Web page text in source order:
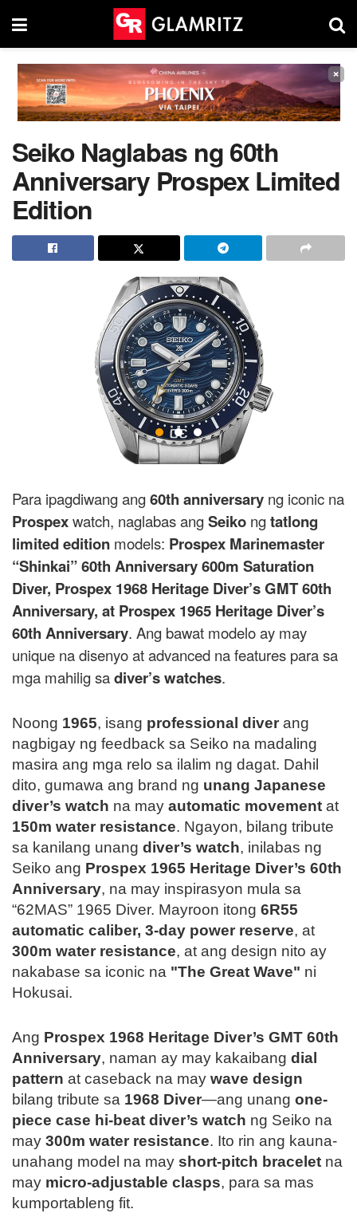
×
Seiko Naglabas ng 60th
Anniversary Prospex Limited
Edition
Para ipagdiwang ang60th anniversary ng iconic na
Prospexwatch, naglabas angSeiko ngtatlong
limited edition models: Prospex Marinemaster
“Shinkai” 60th Anniversary 600m Saturation
Diver, Prospex 1968 Heritage Diver’s GMT 60th
Anniversary, at Prospex 1965 Heritage Diver’s
60th Anniversary. Ang bawat modelo ay may
unique na disenyo at advanced na features para sa
mga mahilig sadiver’s watches.
Noong 1965, isang professional diver ang
nagbigay ng feedback sa Seiko na madaling
masira ang mga relo sa ilalim ng dagat. Dahil
dito, gumawa ang brand ng unang Japanese
diver’s watch na may automatic movement at
150m water resistance. Ngayon, bilang tribute
sa kanilang unang diver’s watch, inilabas ng
Seiko ang Prospex 1965 Heritage Diver’s 60th
Anniversary, na may inspirasyon mula sa
“62MAS” 1965 Diver. Mayroon itong 6R55
automatic caliber, 3-day power reserve, at
300m water resistance, at ang design nito ay
nakabase sa iconic na "The Great Wave" ni
Hokusai.
Ang Prospex 1968 Heritage Diver’s GMT 60th
Anniversary, naman ay may kakaibang dial
pattern at caseback na may wave design
bilang tribute sa 1968 Diver—ang unang one-
piece case hi-beat diver’s watch ng Seiko na
may 300m water resistance. Ito rin ang kauna-
unahang model na may short-pitch bracelet na
may micro-adjustable clasps, para sa mas
kumportableng fit.